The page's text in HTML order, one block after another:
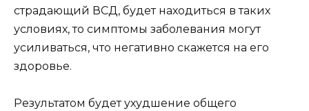
страдающий ВСД, будет находиться в таких
условиях, то симптомы заболевания могут
усиливаться, что негативно скажется на его
здоровье.
Результатом будет ухудшение общего